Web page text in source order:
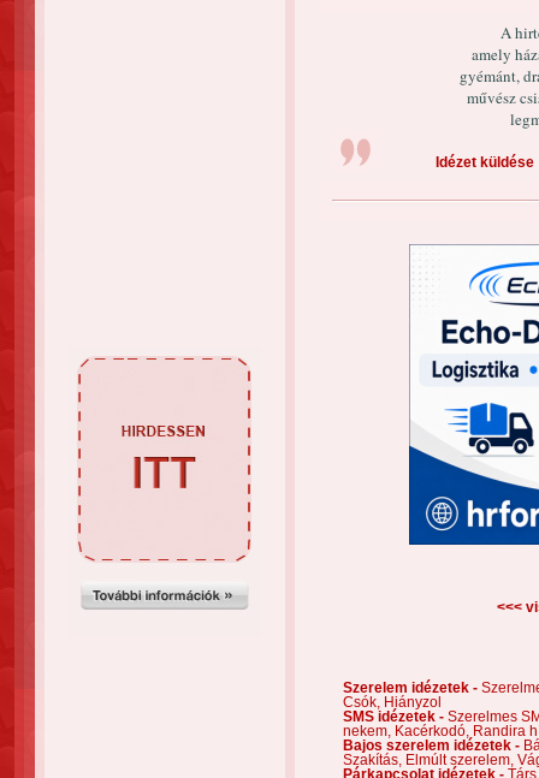
A
amely
gyémánt,
művész
Idézet küldése
<<<
Szerelem idézetek -
Csók,
Hiányzol
SMS idézetek - Szerelmes
nekem,
Kacérkodó,
Randira
Bajos szerelem idézetek -
Szakítás,
Elmúlt szerelem,
Párkapcsolat idézetek -